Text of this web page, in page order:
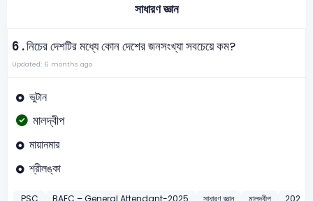
সাধারণ জ্ঞান
6 .নিচের দেশটির মধ্যে কোন দেশের জনসংখ্যা সবচেয়ে কম?
Updated: 6 months ago
ভুটান
মালদ্বীপ
মায়ানমার
শ্রীলঙ্কা
PSC BAEC – General Attendant-2025 সাধারণ জ্ঞান মালদ্বীপ 2025